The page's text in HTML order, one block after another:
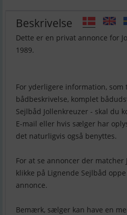
Beskrivelse
Dette er en privat annonce for
1989.
For yderligere information,
bådbeskrivelse, komplet
Sejlbåd Jollenkreuzer - skal du
E-mail eller hvis sælger har
det naturligvis også benyttes.
For at se annoncer der matcher
klikke på Lignende Sejlbåd
annonce.
Bemærk, sælger kan have en